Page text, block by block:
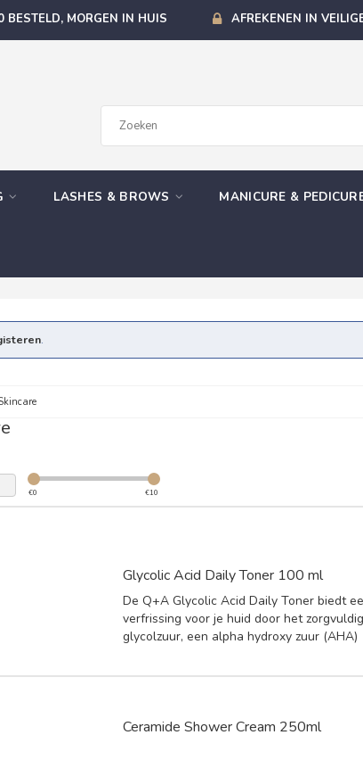
BESTELD, MORGEN IN HUIS AFREKENEN IN
LASHES & BROWS MANICURE &
.
€0 €10
Glycolic Acid Daily Toner 100 ml
De Q+A Glycolic Acid Daily Toner biedt
verfrissing voor je huid door het
glycolzuur, een alpha hydroxy zuur (AHA)
Ceramide Shower Cream 250ml